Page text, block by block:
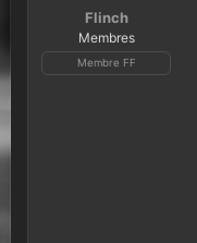
s
Flinch
Membres
Membre FF